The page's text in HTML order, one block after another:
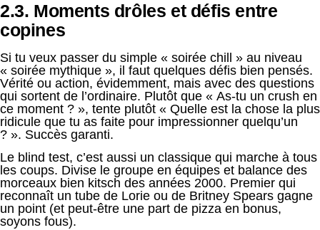
2.3. Moments drôles et défis entre
copines
Si tu veux passer du simple « soirée chill » au niveau
« soirée mythique », il faut quelques défis bien pensés.
Vérité ou action, évidemment, mais avec des questions
qui sortent de l’ordinaire. Plutôt que « As-tu un crush en
ce moment ? », tente plutôt « Quelle est la chose la plus
ridicule que tu as faite pour impressionner quelqu’un
? ». Succès garanti.
Le blind test, c’est aussi un classique qui marche à tous
les coups. Divise le groupe en équipes et balance des
morceaux bien kitsch des années 2000. Premier qui
reconnaît un tube de Lorie ou de Britney Spears gagne
un point (et peut-être une part de pizza en bonus,
soyons fous).